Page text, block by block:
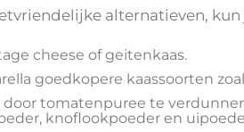
alternatieven,
cheese of geitenkaas.
goedkopere kaassoorten
door tomatenpuree te
knoflookpoeder en